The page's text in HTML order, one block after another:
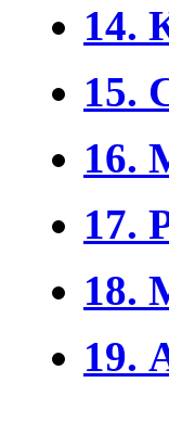
14.
15.
16.
17.
18.
19.